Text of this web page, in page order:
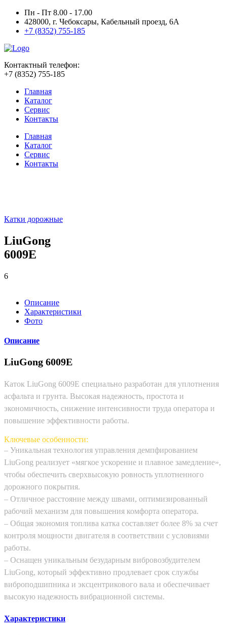
Пн - Пт 8.00 - 17.00
428000, г. Чебоксары, Кабельный проезд, 6А
+7 (8352) 755-185
Контактный телефон:
+7 (8352) 755-185
Главная
Каталог
Сервис
Контакты
Главная
Каталог
Сервис
Контакты
Катки дорожные
LiuGong
6009E
6
Описание
Характеристики
Фото
Описание
LiuGong 6009E
Каток LiuGong 6009E специально разработан для уплотнения
асфальта и грунта. Высокая надежность, простота и
экономичность, снижение интенсивности труда оператора и
повышение эффективности работы.
Ключевые особенности:
– Уникальная технология управления демпфированием
LiuGong реализует «мягкое ускорение и плавное замедление»,
чтобы обеспечить сверхвысокую ровность уплотненного
дорожного покрытия.
– Отличное расстояние между швами, оптимизированный
рабочий механизм для повышения комфорта оператора.
– Общая экономия топлива катка составляет более 8% за счет
контроля мощности двигателя в соответствии с условиями
работы.
– Оснащен уникальным безударным вибровозбудителем
LiuGong, который эффективно продлевает срок службы
виброподшипника и эксцентрикового вала и обеспечивает
высокую надежность вибрационной системы.
Характеристики